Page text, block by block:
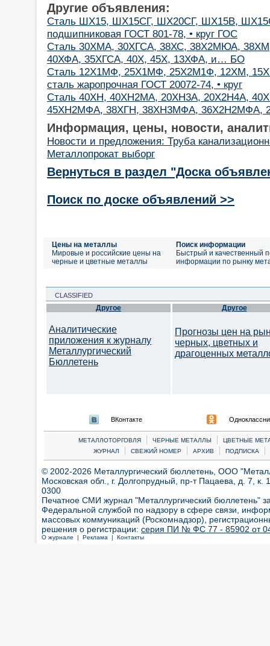
Другие объявления:
Сталь ШХ15, ШХ15СГ, ШХ20СГ, ШХ15В,
подшипниковая ГОСТ 801-78, • круг ГОС
Сталь 30ХМА, 30ХГСА, 38ХС, 38Х2МЮА,
40ХФА, 35ХГСА, 40Х, 45Х, 13ХФА, и… БО
Сталь 12Х1МФ, 25Х1МФ, 25Х2М1Ф, 12ХМ,
сталь жаропрочная ГОСТ 20072-74, • круг
Сталь 40ХН, 40ХН2МА, 20ХН3А, 20Х2Н4А,
45ХН2МФА, 38ХГН, 38ХН3МФА, 36Х2Н2МФА,
Информация, цены, новости,
Новости и предложения: Труба
Металлопрокат выборг
Вернуться в раздел "Доска
Поиск по доске объявлений >>
Цены на металлы
Мировые и российские цены на
черные и цветные металлы
Поиск информации
Быстрый и качественный
информации по рынку
CLASSIFIED
Другое
Аналитические
приложения к журналу
Металлургический
Бюллетень
Другое
Прогнозы цен на
черных, цветных и
драгоценных
ВКонтакте
МЕТАЛЛОТОРГОВЛЯ | ЧЕРНЫЕ МЕТАЛЛЫ |
ЦВЕТНЫЕ
ЖУРНАЛ
| СВЕЖИЙ НОМЕР | АРХИВ | ПОДПИСКА |
© 2002-2026 Металлургический бюллетень, ООО
Московская обл., г. Долгопрудный, пр-т Пацаева, д. 7,
0300
Печатное СМИ журнал "Металлургический бюллетень"
Федеральной службой по надзору в сфере связи,
массовых коммуникаций (Роскомнадзор),
решения о регистрации: серия ПИ № ФС 77 - 85902 от 04
О журнале | Реклама | Контакты